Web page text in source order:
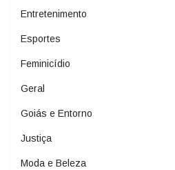
Entretenimento
Esportes
Feminicídio
Geral
Goiás e Entorno
Justiça
Moda e Beleza